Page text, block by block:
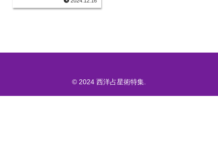
© 2024 西洋占星術特集.